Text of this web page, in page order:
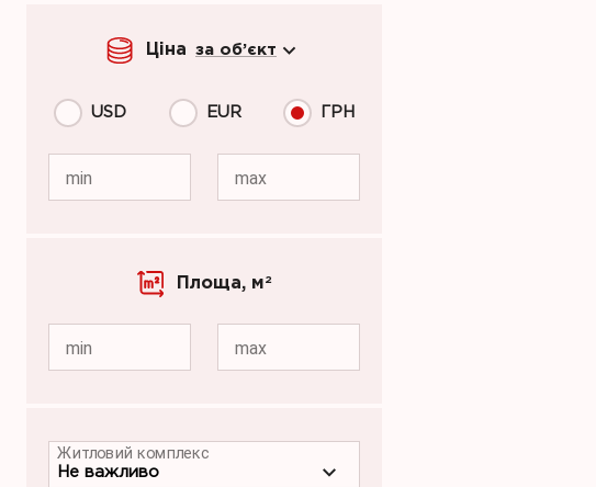
Ціна за об’єкт
USD EUR ГРН
min max
Площа, м 2
min max
Житловий комплекс